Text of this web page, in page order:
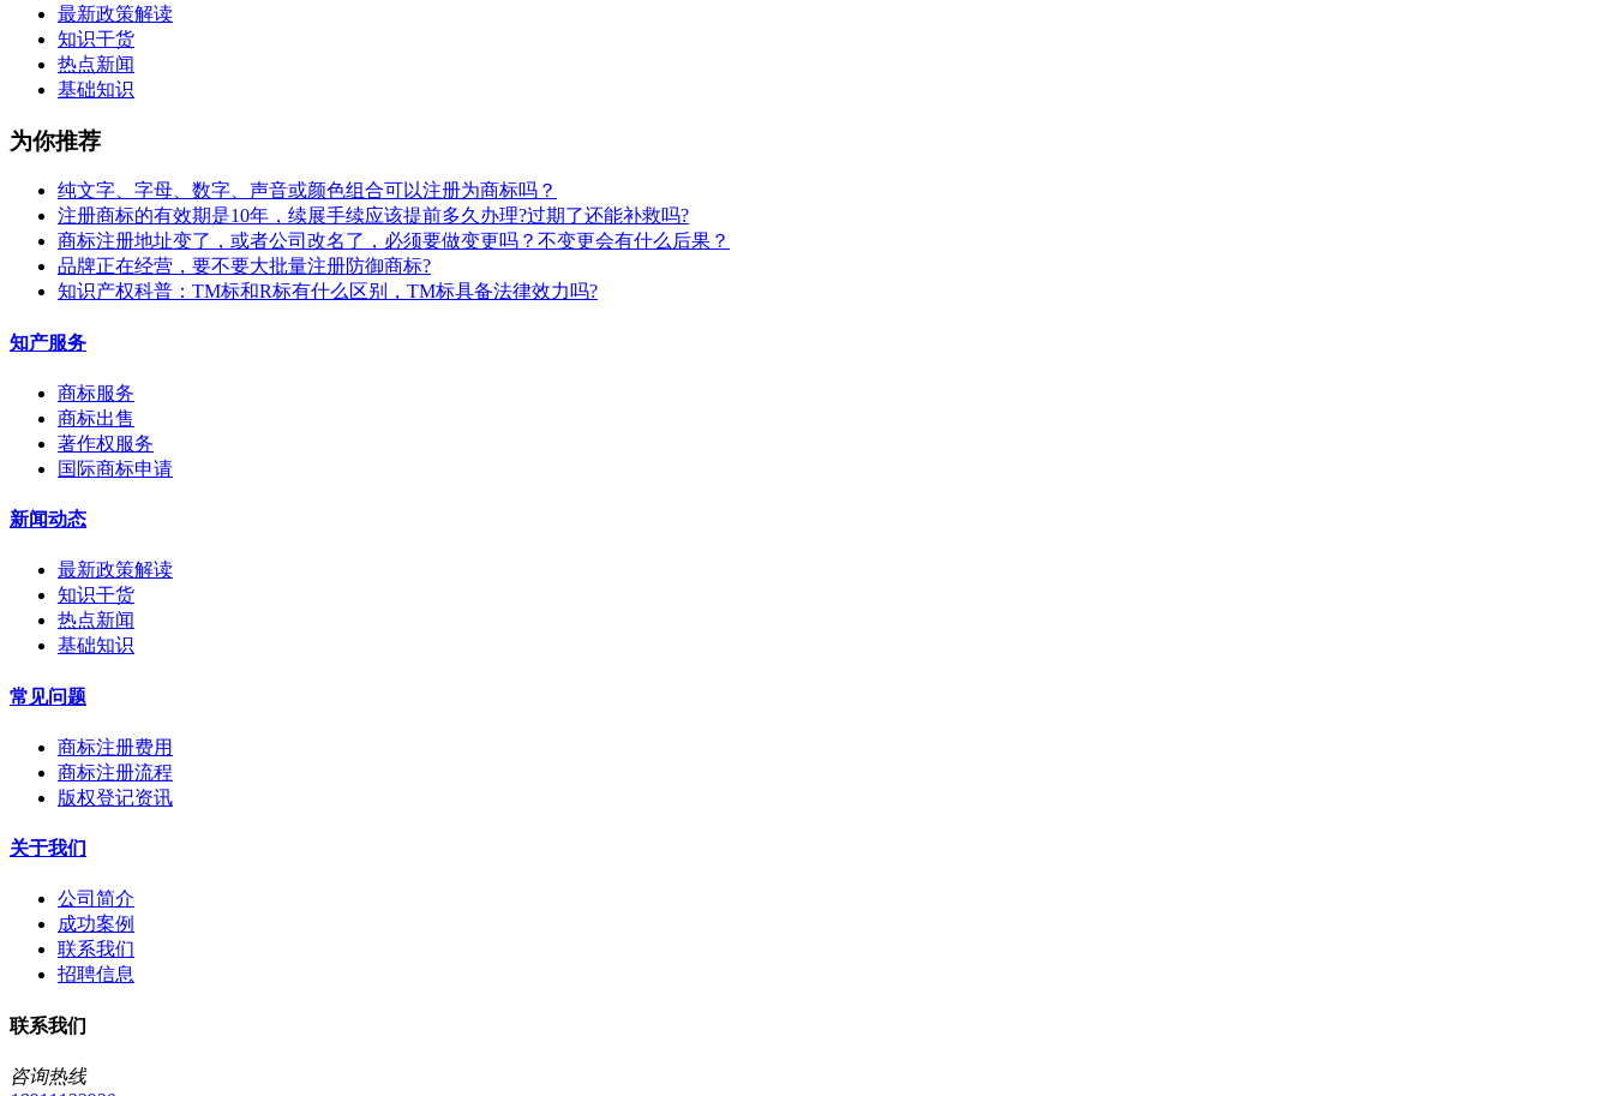
最新政策解读
知识干货
热点新闻
基础知识
为你推荐
纯文字、字母、数字、声音或颜色组合可以注册为商标吗？
注册商标的有效期是10年，续展手续应该提前多久办理?过期了还能补救吗?
商标注册地址变了，或者公司改名了，必须要做变更吗？不变更会有什么后果？
​品牌正在经营，要不要大批量注册防御商标?
知识产权科普：TM标和R标有什么区别，TM标具备法律效力吗?
知产服务
商标服务
商标出售
著作权服务
国际商标申请
新闻动态
最新政策解读
知识干货
热点新闻
基础知识
常见问题
商标注册费用
商标注册流程
版权登记资讯
关于我们
公司简介
成功案例
联系我们
招聘信息
联系我们
咨询热线